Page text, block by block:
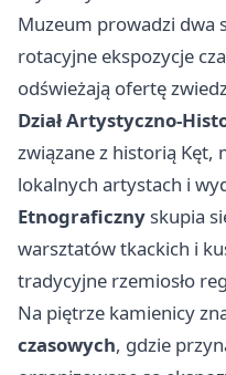
Muzeum prowadzi dwa
rotacyjne ekspozycje
odświeżają ofertę
Dział Artystyczno-
związane z historią
lokalnych artystach i
Etnograficzny skupia
warsztatów tkackich i
tradycyjne rzemiosło
Na piętrze kamienicy
czasowych, gdzie